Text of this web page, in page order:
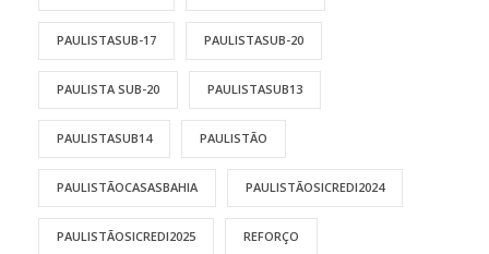
PAULISTASUB-17 PAULISTASUB-20
PAULISTA SUB-20 PAULISTASUB13
PAULISTASUB14 PAULISTÃO
PAULISTÃOCASASBAHIA PAULISTÃOSICREDI2024
PAULISTÃOSICREDI2025 REFORÇO